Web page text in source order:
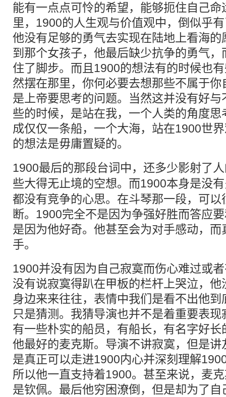
能有一点点可怜的希望，能够扼住自己
里，1900的人生观与价值观中，倒似乎
他没有足够的勇气去实现在陆地上看海
到那个女孩子，他最后缺少抗争的勇气
住了脚步。而且1900的想法有的时候也
然摆在那里，你何必要去想那些不属于
是上帝要思考的问题。当然这并没有好
些的时候，是站在我，一个人类的角度
成仅仅一条船，一个大海，站在1900世
的想法是毋庸置疑的。
1900最后的那段台词中，还多少影射了
些大得无止境的空想。而1900本身是没
都没有竞争的心思。在斗琴那一段，可
断。1900完全不是因为争强好胜而答应
是因为他好奇。他甚至会为对手感动，
手。
1900并没有因为自己寂寞而伤心难过或
没有说寂寞得趴在甲板的栏杆上哭泣，
身边来来往往，表情中我们是看不出他
只是猜测。我猜导演也并不是着重要表
有一些朴实的船员，有船长，有名字好
他最好的麦克斯。导演不讲寂寞，但是
是真正可以走进1900内心并深刻理解
所以他一直支持着1900。甚至来说，麦
是钦佩。最后他穷困潦倒，但是却为了